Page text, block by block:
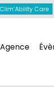
Clim’Ability Care
Clim’Ability